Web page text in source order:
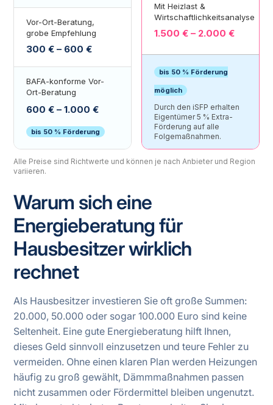
Vor-Ort-Beratung,
grobe Empfehlung
300 € – 600 €
BAFA-konforme Vor-
Ort-Beratung
600 € – 1.000 €
bis 50 % Förderung
Mit Heizlast &
Wirtschaftlichkeitsanalyse
1.500 € – 2.000 €
bis 50 % Förderung
möglich
Durch den iSFP erhalten
Eigentümer 5 % Extra-
Förderung auf alle
Folgemaßnahmen.
Alle Preise sind Richtwerte und können je nach Anbieter und Region
variieren.
Warum sich eine
Energieberatung für
Hausbesitzer wirklich
rechnet
Als Hausbesitzer investieren Sie oft große Summen:
20.000, 50.000 oder sogar 100.000 Euro sind keine
Seltenheit. Eine gute Energieberatung hilft Ihnen,
dieses Geld sinnvoll einzusetzen und teure Fehler zu
vermeiden. Ohne einen klaren Plan werden Heizungen
häufig zu groß gewählt, Dämmmaßnahmen passen
nicht zusammen oder Fördermittel bleiben ungenutzt.